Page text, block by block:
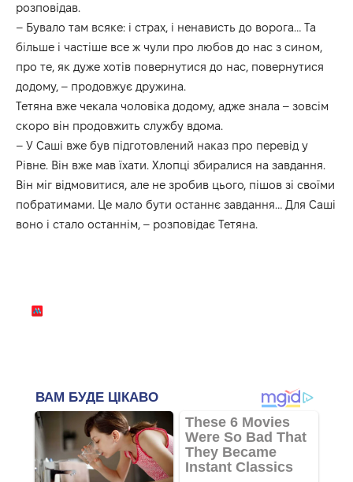
розповідав.
– Бувало там всяке: і страх, і ненависть до ворога… Та
більше і частіше все ж чули про любов до нас з сином,
про те, як дуже хотів повернутися до нас, повернутися
додому, – продовжує дружина.
Тетяна вже чекала чоловіка додому, адже знала – зовсім
скоро він продовжить службу вдома.
– У Саші вже був підготовлений наказ про перевід у
Рівне. Він вже мав їхати. Хлопці збиралися на завдання.
Він міг відмовитися, але не зробив цього, пішов зі своїми
побратимами. Це мало бути останнє завдання… Для Саші
воно і стало останнім, – розповідає Тетяна.